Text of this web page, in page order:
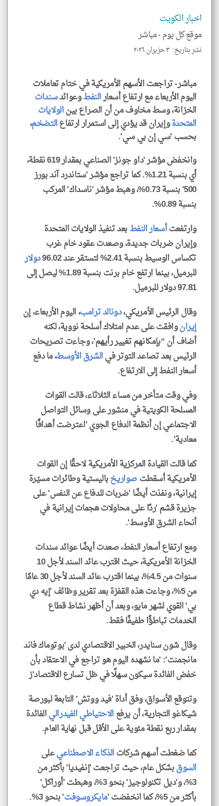
اخبار الكويت
موقع كل يوم -مباشر
نشر بتاريخ: ٣ حزيران ٢٠٢٦
مباشر- تراجعت الأسهم الأمريكية في ختام تعاملات
اليوم الأربعاء مع ارتفاع أسعارالنفطوعوائدسندات
الخزانة، وسط مخاوف من أن الصراع بينالولايات
المتحدةوإيران قد يؤدي إلى استمرار ارتفاعالتضخم،
بحسب 'سي إن بي سي'.
وانخفض مؤشر 'داو جونز' الصناعي بمقدار 619 نقطة،
أي بنسبة 1.21%. كما تراجع مؤشر 'ستاندرد آند بورز
500' بنسبة 0.73%، وهبط مؤشر 'ناسداك' المركب
بنسبة 0.89%.
وارتفعتأسعار النفطبعد تنفيذ الولايات المتحدة
وإيران ضربات جديدة، وصعدت عقود خام غرب
تكساس الوسيط بنسبة 2.41% لتستقر عند 96.02
دولار
للبرميل، بينما ارتفع خام برنت بنسبة 1.89% ليصل إلى
97.81 دولار للبرميل.
وقال الرئيس الأمريكي،دونالد ترامب، اليوم الأربعاء، إن
إيرانوافقت على عدم امتلاك أسلحة نووية، لكنه
أضاف أن “بإمكانهم تغيير رأيهم'، وجاءت تصريحات
الرئيس بعد تصاعد التوتر فيالشرق الأوسط، ما دفع
أسعار النفط إلى الارتفاع.
وفي وقت متأخر من مساء الثلاثاء، قالت القوات
المسلحة الكويتية في منشور على وسائل التواصل
الاجتماعي إن أنظمة الدفاع الجوي 'اعترضت أهدافًا
معادية'.
كما قالت القيادة المركزية الأمريكية لاحقًا إن القوات
الأمريكية أسقطتصواريخباليستية وطائرات مسيّرة
إيرانية، ونفذت أيضًا 'ضربات للدفاع عن النفس' على
جزيرة قشم 'ردًا على محاولات هجمات إيرانية في
أنحاء الشرق الأوسط'.
ومع ارتفاع أسعار النفط، صعدت أيضًا عوائد سندات
الخزانة الأمريكية، حيث اقترب عائد السند لأجل 10
سنوات من 4.5%، بينما اقترب عائد السند لأجل 30 عامًا
من 5%، وجاءت هذه القفزة بعد تقرير وظائف 'إيه دي
بي' القوي لشهر مايو، وبعد أن أظهر نشاط قطاع
الخدمات تباطؤًا طفيفًا فقط.
وقال شون سنايدر، الخبير الاقتصادي لدى 'بوتوماك فاند
مانجمنت': 'ما نشهده اليوم هو تراجع في الاعتقاد بأن
خفض الفائدة سيكون سهلًا في ظل تسارع الاقتصاد'ز
وتتوقع الأسواق، وفق أداة 'فيد ووتش' التابعة لبورصة
شيكاغو التجارية، أن يرفعالاحتياطي الفيدراليالفائدة
بمقدار ربع نقطة مئوية على الأقل قبل نهاية العام.
كما ضغطت أسهم شركاتالذكاء الاصطناعيعلى
السوقبشكل عام، حيث تراجعت 'إنفيديا' بأكثر من
3%، و'ديل تكنولوجيز' بنحو 3%، وهبطت 'أوراكل'
بأكثر من 5%، كما انخفضت '
مايكروسوفت' بنحو 3%.
klyoum.com